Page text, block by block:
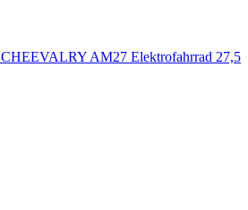
CHEEVALRY AM27 Elektrofahrrad 27,5